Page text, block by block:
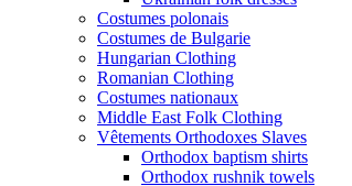
Costumes polonais
Costumes de Bulgarie
Hungarian Clothing
Romanian Clothing
Costumes nationaux
Middle East Folk Clothing
Vêtements Orthodoxes Slaves
Orthodox baptism shirts
Orthodox rushnik towels